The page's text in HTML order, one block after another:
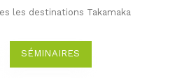
les destinations Takamaka
SÉMINAIRES